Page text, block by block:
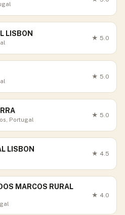
LISBON
★ 5.0
★ 5.0
Portugal
★ 5.0
LISBON
★ 4.5
MARCOS RURAL
★ 4.0